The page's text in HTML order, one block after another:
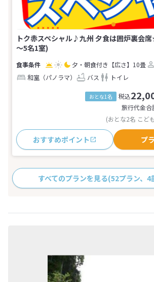
トク赤スペシャル♪九州 夕食は囲炉裏会
～5名1室)
夕・朝食付き 【広さ】10畳
和室（パノラマ）
バス トイレ
おとな1名 税込
旅行代金合
(おとな2名 こど
おすすめポイント プ
すべてのプランを見る(52プラン、4